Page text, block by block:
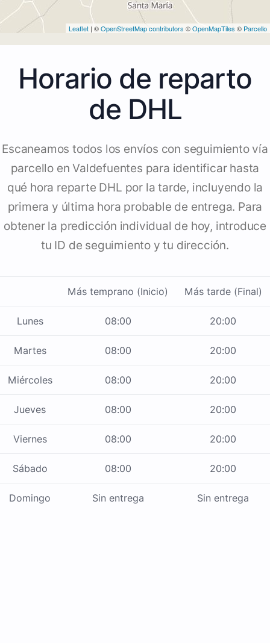
Leaflet | ©OpenStreetMap contributors ©OpenMapTiles © Parcello
Horario de reparto
de DHL
Escaneamos todos los envíos con seguimiento vía
parcello en Valdefuentes para identificar hasta
qué hora reparte DHL por la tarde, incluyendo la
primera y última hora probable de entrega. Para
obtener la predicción individual de hoy, introduce
tu ID de seguimiento y tu dirección.
Más temprano (Inicio) Más tarde (Final)
Lunes 08:00 20:00
Martes 08:00 20:00
Miércoles 08:00 20:00
Jueves 08:00 20:00
Viernes 08:00 20:00
Sábado 08:00 20:00
Domingo Sin entrega Sin entrega